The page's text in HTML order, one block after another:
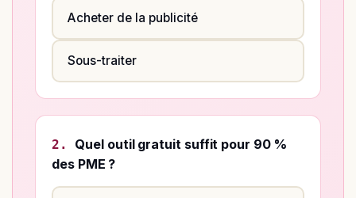
Acheter de la publicité
Sous-traiter
2.
Quel outil gratuit suffit pour 90 %
des PME ?